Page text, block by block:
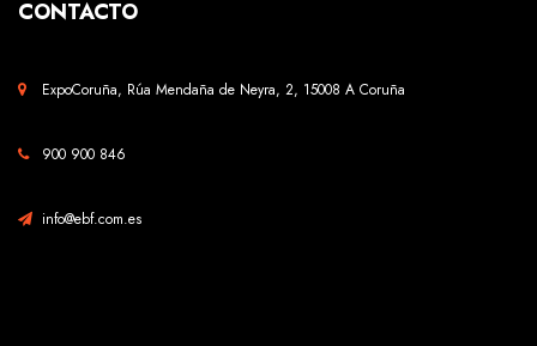
CONTACTO
ExpoCoruña, Rúa Mendaña de Neyra, 2, 15008 A Coruña
900 900 846
info@ebf.com.es